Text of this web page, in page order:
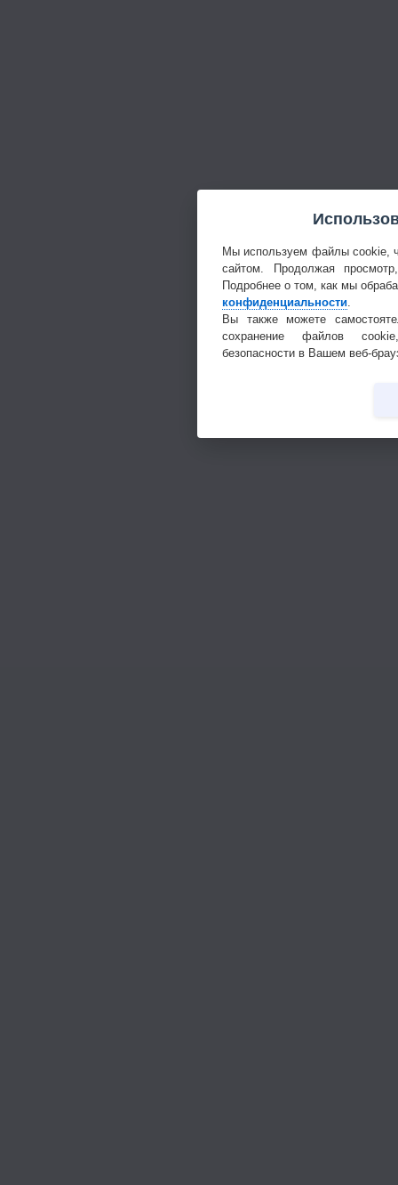
Мы используем файлы cookie,
сайтом. Продолжая
Подробнее о том, как мы
конфиденциальности
Вы также можете
сохранение файлов
безопасности в Вашем веб-